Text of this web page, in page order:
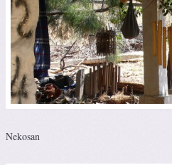
Nekosan